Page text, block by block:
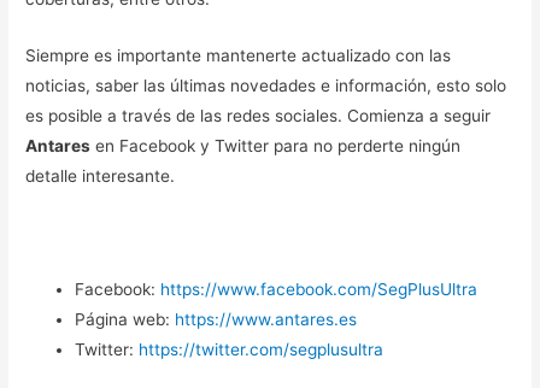
Siempre es importante mantenerte actualizado con las
noticias, saber las últimas novedades e información, esto solo
es posible a través de las redes sociales. Comienza a seguir
Antares en Facebook y Twitter para no perderte ningún
detalle interesante.
Facebook: https://www.facebook.com/SegPlusUltra
Página web: https://www.antares.es
Twitter: https://twitter.com/segplusultra